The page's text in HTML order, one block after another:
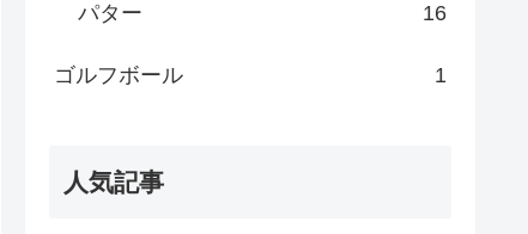
パター 16
ゴルフボール 1
人気記事